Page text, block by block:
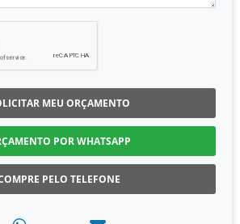
MEU ORÇAMENTO
POR WHATSAPP
PELO TELEFONE